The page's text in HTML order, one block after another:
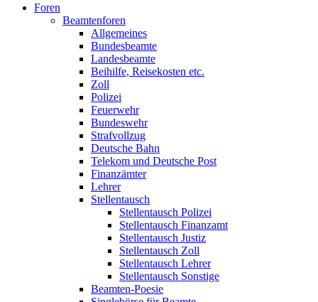
Foren
Beamtenforen
Allgemeines
Bundesbeamte
Landesbeamte
Beihilfe, Reisekosten etc.
Zoll
Polizei
Feuerwehr
Bundeswehr
Strafvollzug
Deutsche Bahn
Telekom und Deutsche Post
Finanzämter
Lehrer
Stellentausch
Stellentausch Polizei
Stellentausch Finanzamt
Stellentausch Justiz
Stellentausch Zoll
Stellentausch Lehrer
Stellentausch Sonstige
Beamten-Poesie